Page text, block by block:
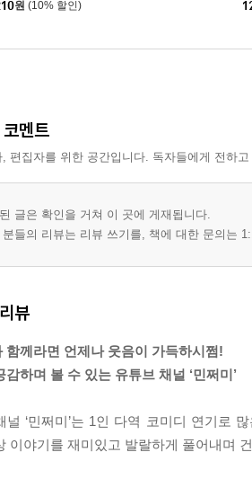
원 (10% 할인)
멘트
, 편집자를 위한 공간입니다. 독자들에게 전하
글은 확인을 거쳐 이 곳에 게재됩니다.
분들의 리뷰는 리뷰 쓰기를, 책에 대한 문의는
뷰
함께라면 언제나 웃음이 가득하시쩜!
감하며 볼 수 있는 유튜브 채널 ‘민쩌미’
널 ‘민쩌미’는 1인 다역 코미디 연기로
이야기를 재미있고 발랄하게 풀어내며